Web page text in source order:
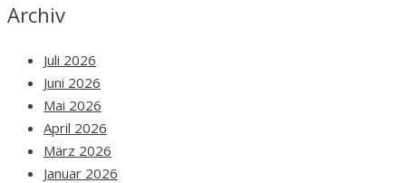
Archiv
Juli 2026
Juni 2026
Mai 2026
April 2026
März 2026
Januar 2026